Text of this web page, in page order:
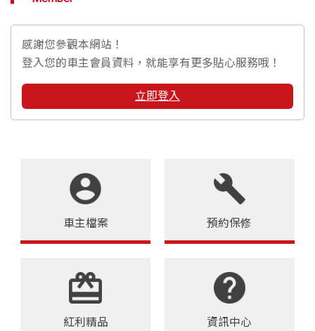
感謝您參觀本網站！
登入您的車主會員資料，就能享有更多貼心服務哦！
立即登入
車主檔案 預約保修
紅利精品 資訊中心